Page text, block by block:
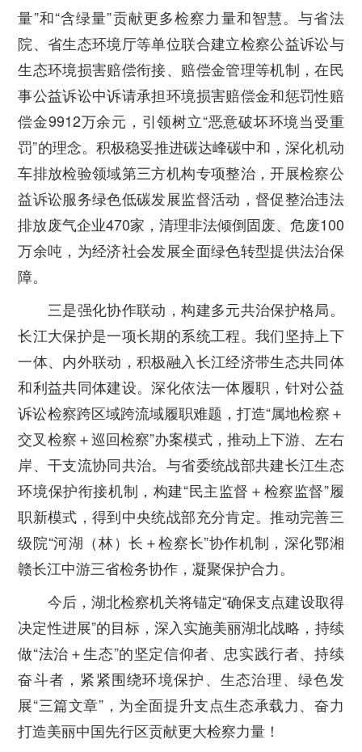
量”和“含绿量”贡献更多检察力量和智慧。与省法
院、省生态环境厅等单位联合建立检察公益诉讼与
生态环境损害赔偿衔接、赔偿金管理等机制，在民
事公益诉讼中诉请承担环境损害赔偿金和惩罚性赔
偿金9912万余元，引领树立“恶意破坏环境当受重
罚”的理念。积极稳妥推进碳达峰碳中和，深化机动
车排放检验领域第三方机构专项整治，开展检察公
益诉讼服务绿色低碳发展监督活动，督促整治违法
排放废气企业470家，清理非法倾倒固废、危废100
万余吨，为经济社会发展全面绿色转型提供法治保
障。
三是强化协作联动，构建多元共治保护格局。
长江大保护是一项长期的系统工程。我们坚持上下
一体、内外联动，积极融入长江经济带生态共同体
和利益共同体建设。深化依法一体履职，针对公益
诉讼检察跨区域跨流域履职难题，打造“属地检察＋
交叉检察＋巡回检察”办案模式，推动上下游、左右
岸、干支流协同共治。与省委统战部共建长江生态
环境保护衔接机制，构建“民主监督＋检察监督”履
职新模式，得到中央统战部充分肯定。推动完善三
级院“河湖（林）长＋检察长”协作机制，深化鄂湘
赣长江中游三省检务协作，凝聚保护合力。
今后，湖北检察机关将锚定“确保支点建设取得
决定性进展”的目标，深入实施美丽湖北战略，持续
做“法治＋生态”的坚定信仰者、忠实践行者、持续
奋斗者，紧紧围绕环境保护、生态治理、绿色发
展“三篇文章”，为全面提升支点生态承载力、奋力
打造美丽中国先行区贡献更大检察力量！